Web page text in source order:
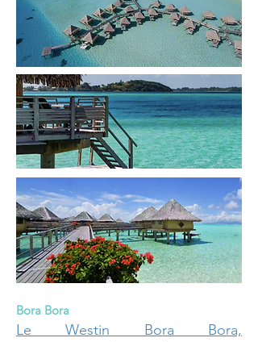
Bora Bora
Le Westin Bora Bora,